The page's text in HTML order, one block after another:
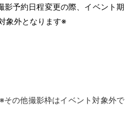
予約日程変更の際、イベント期
象外となります※
の他撮影枠はイベント対象外で